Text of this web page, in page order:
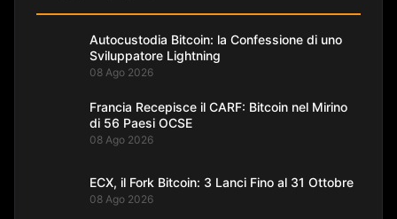
Autocustodia Bitcoin: la Confessione di uno
Sviluppatore Lightning
08 Ago 2026
Francia Recepisce il CARF: Bitcoin nel Mirino
di 56 Paesi OCSE
08 Ago 2026
ECX, il Fork Bitcoin: 3 Lanci Fino al 31 Ottobre
08 Ago 2026